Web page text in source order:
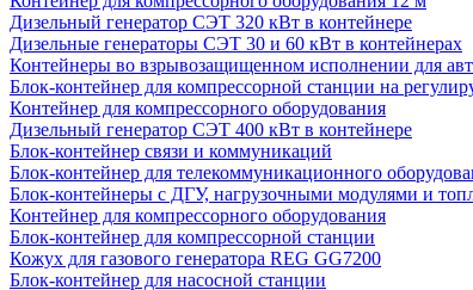
Дизельный генератор СЭТ 320 кВт в контейнере
Дизельные генераторы СЭТ 30 и 60 кВт в контейнерах
Контейнеры во взрывозащищенном исполнении для
Блок-контейнер для компрессорной станции на
Контейнер для компрессорного оборудования
Дизельный генератор СЭТ 400 кВт в контейнере
Блок-контейнер связи и коммуникаций
Блок-контейнер для телекоммуникационного
Блок-контейнеры с ДГУ, нагрузочными модулями и
Контейнер для компрессорного оборудования
Блок-контейнер для компрессорной станции
Кожух для газового генератора REG GG7200
Блок-контейнер для насосной станции